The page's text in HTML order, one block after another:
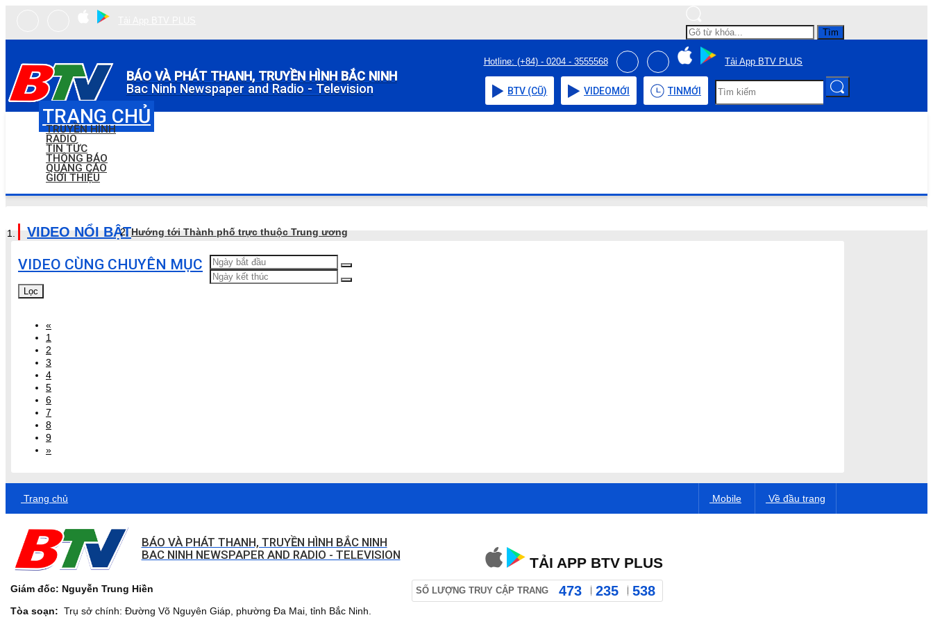
Tìm
BÁO VÀ PHÁT THANH, TRUYỀN HÌNH BẮC NINH
Bac Ninh Newspaper and Radio - Television
Hotline: (+84) - 0204 - 3555568 Tải App BTV PLUS
BTV (CŨ) VIDEOMỚI TIN MỚI
TRANG CHỦ
TRUYỀN HÌNH
RADIO
TIN TỨC
THÔNG BÁO
QUẢNG CÁO
GIỚI THIỆU
VIDEO NỔI BẬTHướng tới Thành phố trực thuộc Trung ương
VIDEO CÙNG CHUYÊN MỤC
Lọc
«
1
2
3
4
5
6
7
8
9
»
Trang chủ Mobile Về đầu trang
BÁO VÀ PHÁT THANH, TRUYỀN HÌNH BẮC NINH
BAC NINH NEWSPAPER AND RADIO - TELEVISION
Giám đốc: Nguyễn Trung Hiền
Tòa soạn: Trụ sở chính: Đường Võ Nguyên Giáp, phường Đa Mai, tỉnh Bắc Ninh.
TẢI APP BTV PLUS
473 235 538
SỐ LƯỢNG TRUY CẬP TRANG